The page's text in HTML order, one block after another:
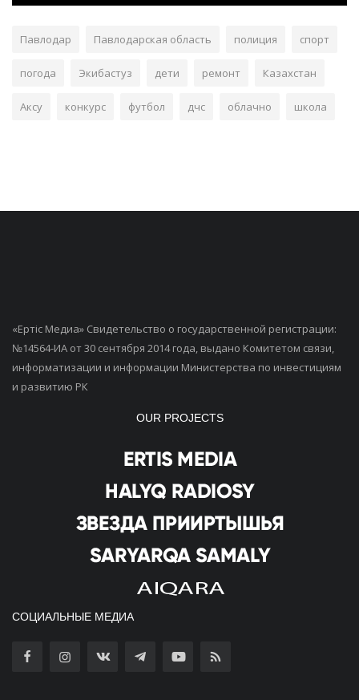
Павлодар Павлодарская область полиция спорт
погода Экибастуз дети ремонт Казахстан
Аксу конкурс футбол дчс облачно школа
«Ертiс Медиа» Свидетельство о государственной регистрации:
№14564-ИА от 30 сентября 2014 года, выдано Комитетом связи,
информатизации и информации Министерства по инвестициям
и развитию РК
OUR PROJECTS
СОЦИАЛЬНЫЕ МЕДИА